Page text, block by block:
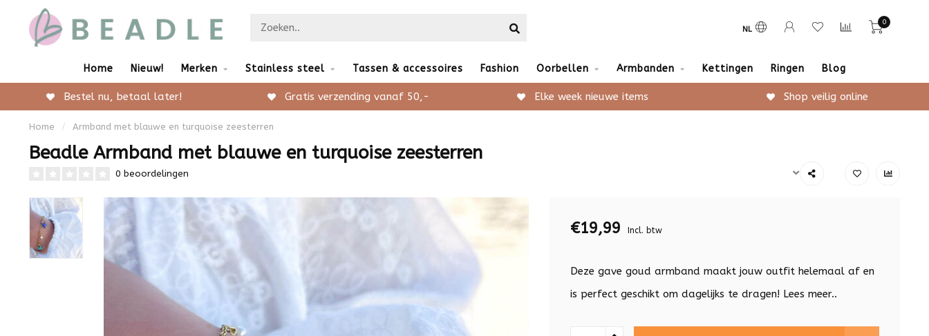
NL
0
Home Nieuw! Merken Stainless steel Tassen & accessoires Fashion Oorbellen Armbanden Kettingen Ringen Blog
Bestel nu, betaal later! Gratis verzending vanaf 50,- Elke week nieuwe items Shop veilig online
Home / Armband met blauwe en turquoise zeesterren
Beadle Armband met blauwe en turquoise zeesterren
0 beoordelingen
€19,99 Incl. btw
Deze gave goud armband maakt jouw outfit helemaal af en
is perfect geschikt om dagelijks te dragen! Lees meer..